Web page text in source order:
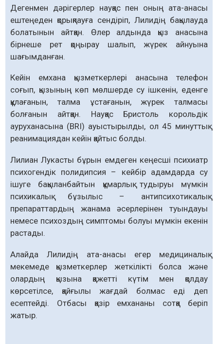
Дегенмен дәрігерлер науқас пен оның ата-анасы
ештеңеден қорықпауға сендіріп, Лилидің бақылауда
болатынын айтқан. Өлер алдында қыз анасына
бірнеше рет қоңырау шалып, жүрек айнуына
шағымданған.
Кейін емхана қызметкерлері анасына телефон
соғып, қызының көп мөлшерде су ішкенін, еденге
құлағанын, талма ұстағанын, жүрек талмасы
болғанын айтқан. Науқас Бристоль корольдік
ауруханасына (BRI) ауыстырылды, ол 45 минуттық
реанимациядан кейін қайтыс болды.
Лилиан Лукасты бұрын емдеген кеңесші психиатр
психогендік полидипсия – кейбір адамдарда су
ішуге бақыланбайтын құмарлық тудыруы мүмкін
психикалық бұзылыс – антипсихотикалық
препараттардың жанама әсерлерінен туындауы
немесе психоздың симптомы болуы мүмкін екенін
растады.
Алайда Лилидің ата-анасы егер медициналық
мекемеде қызметкерлер жеткілікті болса және
олардың қызына қажетті күтім мен қолдау
көрсетілсе, қайғылы жағдай болмас еді деп
есептейді. Отбасы қазір емхананы сотқа беріп
жатыр.